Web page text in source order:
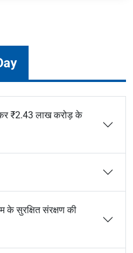
₹2.43 लाख करोड़ के
के सुरक्षित संरक्षण की